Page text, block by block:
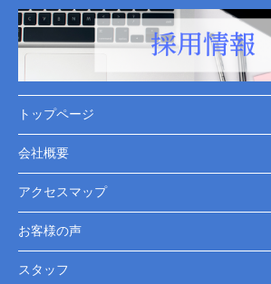
トップページ
会社概要
アクセスマップ
お客様の声
スタッフ